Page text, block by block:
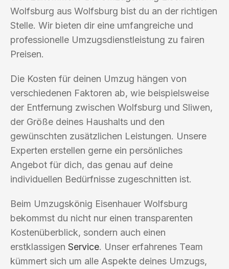
Wolfsburg aus Wolfsburg bist du an der richtigen
Stelle. Wir bieten dir eine umfangreiche und
professionelle Umzugsdienstleistung zu fairen
Preisen.
Die Kosten für deinen Umzug hängen von
verschiedenen Faktoren ab, wie beispielsweise
der Entfernung zwischen Wolfsburg und Sliwen,
der Größe deines Haushalts und den
gewünschten zusätzlichen Leistungen. Unsere
Experten erstellen gerne ein persönliches
Angebot für dich, das genau auf deine
individuellen Bedürfnisse zugeschnitten ist.
Beim Umzugskönig Eisenhauer Wolfsburg
bekommst du nicht nur einen transparenten
Kostenüberblick, sondern auch einen
erstklassigen Service. Unser erfahrenes Team
kümmert sich um alle Aspekte deines Umzugs,